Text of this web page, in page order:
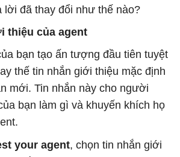
lời đã thay đổi như thế nào?
thiệu của agent
bạn tạo ấn tượng đầu tiên tuyệt
thế tin nhắn giới thiệu mặc định
mới. Tin nhắn này cho người
bạn làm gì và khuyến khích họ
your agent, chọn tin nhắn giới